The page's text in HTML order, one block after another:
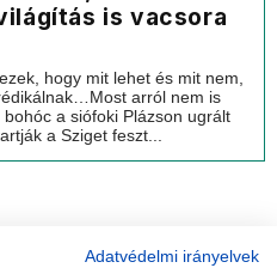
is vacsora
hogy mit lehet és mit nem,
arról nem is
a siófoki Plázson ugrált
a Sziget feszt...
Adatvédelmi irányelvek